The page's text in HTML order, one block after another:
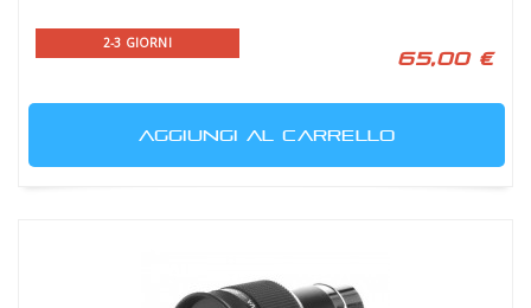
2-3 GIORNI
65,00 €
AGGIUNGI AL CARRELLO